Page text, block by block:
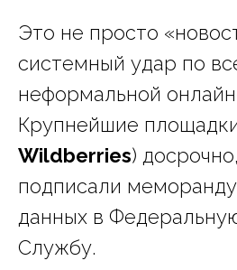
Это не просто
системный удар по
неформальной
Крупнейшие
Wildberries)
подписали
данных в
Службу.